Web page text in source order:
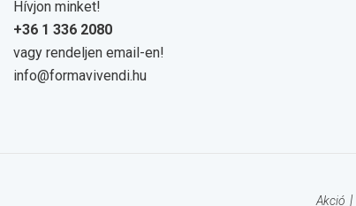
Hívjon minket!
+36 1 336 2080
vagy rendeljen email-en!
info@formavivendi.hu
Akció